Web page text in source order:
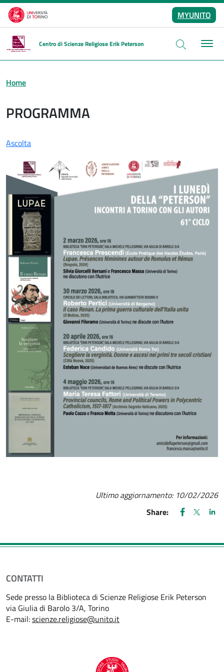
Salta al contenuto principale
MYUNITO
Centro di Scienze Religiose Erik Peterson
Home
PROGRAMMA
Ascolta
Ultimo aggiornamento: 10/02/2026
Share:
FACEBOOK
(apre una
X
(apre
CONTATTI
Sede presso la Biblioteca di Scienze Religiose Erik Peterson
via Giulia di Barolo 3/A, Torino
E-mail:scienze.religiose@unito.it